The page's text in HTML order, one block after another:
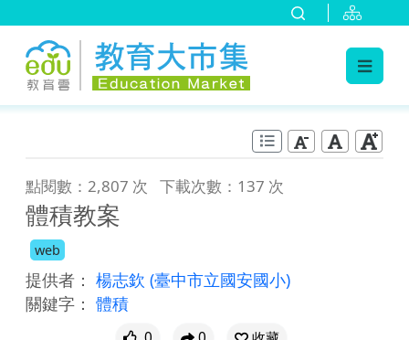
點閱數：2,807 次 下載次數：137 次
體積教案
web
提供者： 楊志欽 (臺中市立國安國小)
關鍵字： 體積